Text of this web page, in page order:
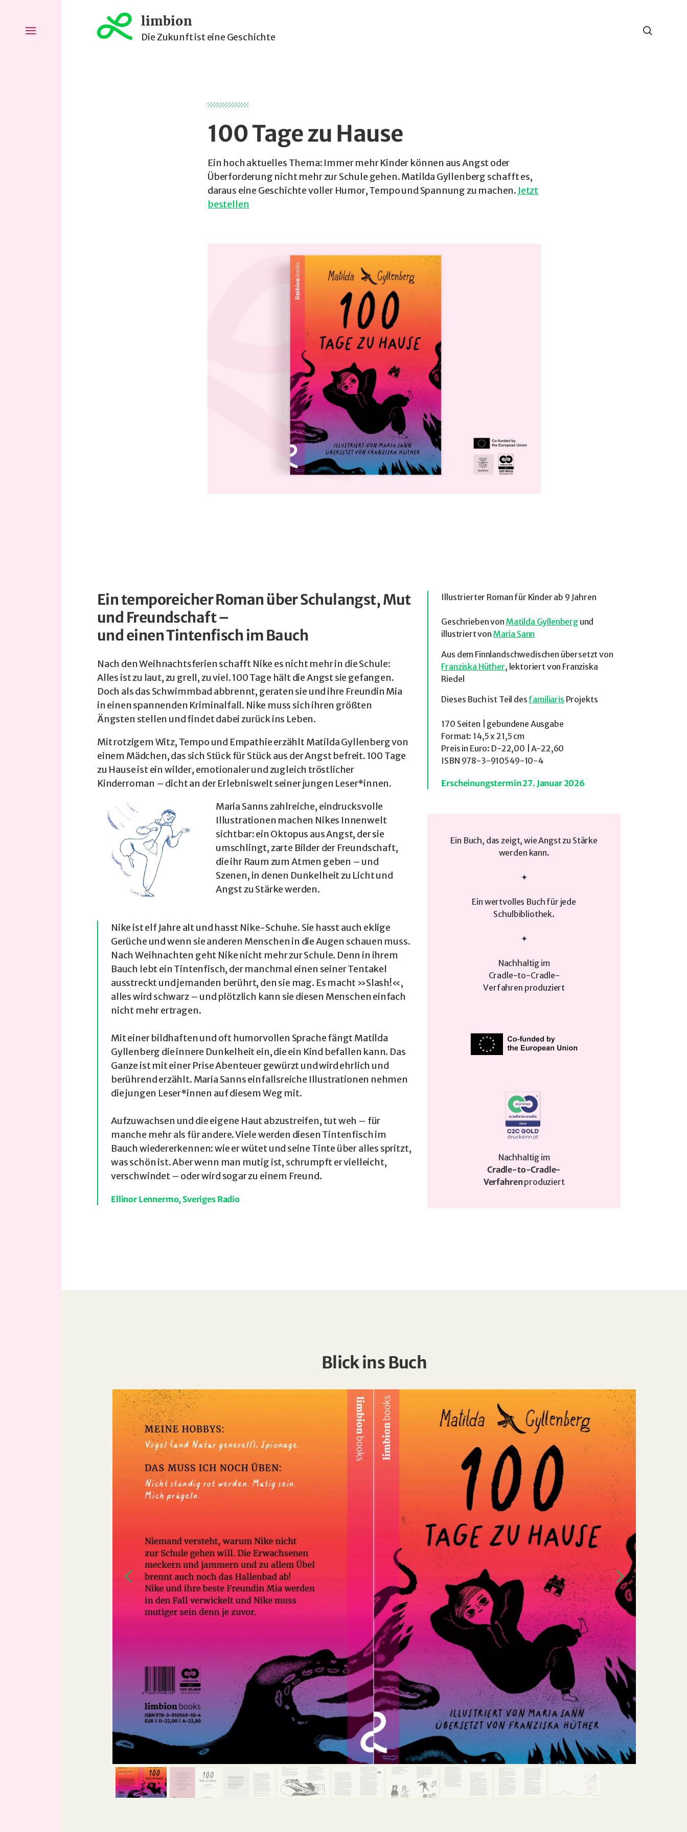
limbion
Die Zukunft ist eine Geschichte
100 Tage zu Hause
Ein hoch aktuelles Thema: Immer mehr Kinder können aus Angst oder
Überforderung nicht mehr zur Schule gehen. Matilda Gyllenberg schafft es,
daraus eine Geschichte voller Humor, Tempo und Spannung zu machen. Jetzt
bestellen
Ein temporeicher Roman über Schulangst, Mut
und Freundschaft –
und einen Tintenfisch im Bauch
Nach den Weihnachtsferien schafft Nike es nicht mehr in die Schule:
Alles ist zu laut, zu grell, zu viel. 100 Tage hält die Angst sie gefangen.
Doch als das Schwimmbad abbrennt, geraten sie und ihre Freundin Mia
in einen spannenden Kriminalfall. Nike muss sich ihren größten
Ängsten stellen und findet dabei zurück ins Leben.
Mit rotzigem Witz, Tempo und Empathie erzählt Matilda Gyllenberg von
einem Mädchen, das sich Stück für Stück aus der Angst befreit. 100 Tage
zu Hause ist ein wilder, emotionaler und zugleich tröstlicher
Kinderroman – dicht an der Erlebniswelt seiner jungen Leser*innen.
Maria Sanns zahlreiche, eindrucksvolle
Illustrationen machen Nikes Innenwelt
sichtbar: ein Oktopus aus Angst, der sie
umschlingt, zarte Bilder der Freundschaft,
die ihr Raum zum Atmen geben – und
Szenen, in denen Dunkelheit zu Licht und
Angst zu Stärke werden.
Nike ist elf Jahre alt und hasst Nike-Schuhe. Sie hasst auch eklige
Gerüche und wenn sie anderen Menschen in die Augen schauen muss.
Nach Weihnachten geht Nike nicht mehr zur Schule. Denn in ihrem
Bauch lebt ein Tintenfisch, der manchmal einen seiner Tentakel
ausstreckt und jemanden berührt, den sie mag. Es macht »Slash!«,
alles wird schwarz – und plötzlich kann sie diesen Menschen einfach
nicht mehr ertragen.
Mit einer bildhaften und oft humorvollen Sprache fängt Matilda
Gyllenberg die innere Dunkelheit ein, die ein Kind befallen kann. Das
Ganze ist mit einer Prise Abenteuer gewürzt und wird ehrlich und
berührend erzählt. Maria Sanns einfallsreiche Illustrationen nehmen
die jungen Leser*innen auf diesem Weg mit.
Aufzuwachsen und die eigene Haut abzustreifen, tut weh – für
manche mehr als für andere. Viele werden diesen Tintenfisch im
Bauch wiedererkennen: wie er wütet und seine Tinte über alles spritzt,
was schön ist. Aber wenn man mutig ist, schrumpft er vielleicht,
verschwindet – oder wird sogar zu einem Freund.
Ellinor Lennermo, Sveriges Radio
Illustrierter Roman für Kinder ab 9 Jahren
Geschrieben von Matilda Gyllenbergund
illustriert von Maria Sann
Aus dem Finnlandschwedischen übersetzt von
Franziska Hüther, lektoriert von Franziska
Riedel
Dieses Buch ist Teil des familiaris Projekts
170 Seiten | gebundene Ausgabe
Format: 14,5 x 21,5 cm
Preis in Euro: D-22,00 | A-22,60
ISBN 978-3-910549-10-4
Erscheinungstermin 27. Januar 2026
Ein Buch, das zeigt, wie Angst zu Stärke
werden kann.
✦
Ein wertvolles Buch für jede
Schulbibliothek.
✦
Nachhaltig im
Cradle-to-Cradle-
Verfahren produziert
Nachhaltig im
Cradle-to-Cradle-
Verfahrenproduziert
Blick ins Buch